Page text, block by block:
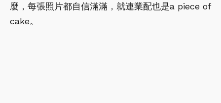
麼，每張照片都自信滿滿，就連業配也是a piece of
cake。